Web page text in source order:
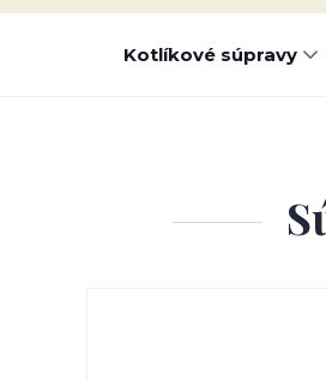
Kotlíkové súpravy